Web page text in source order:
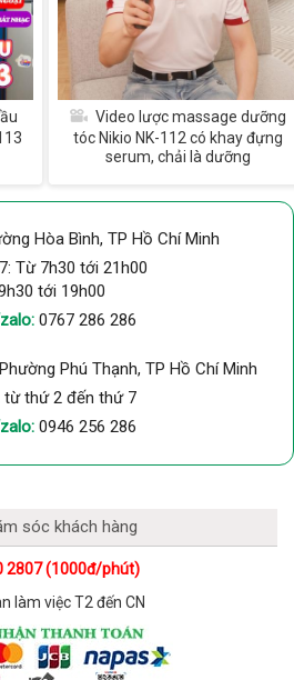
Video lược massage dưỡng
tóc Nikio NK-112 có khay đựng
serum, chải là dưỡng
Hòa Bình, TP Hồ Chí Minh
Từ 7h30 tới 21h00
tới 19h00
0767 286 286
Phú Thạnh, TP Hồ Chí Minh
từ thứ 2 đến thứ 7
0946 256 286
sóc khách hàng
2807 (1000đ/phút)
làm việc T2 đến CN